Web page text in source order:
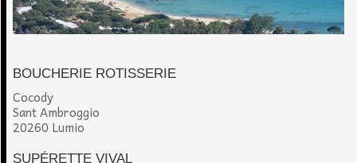
BOUCHERIE ROTISSERIE
Cocody
Sant Ambroggio
20260 Lumio
SUPÉRETTE VIVAL